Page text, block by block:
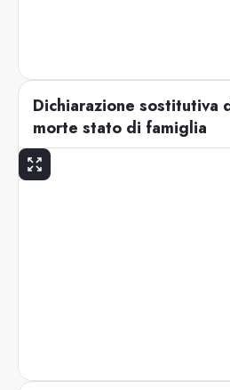
Dichiarazione sostitutiva
morte stato di famiglia